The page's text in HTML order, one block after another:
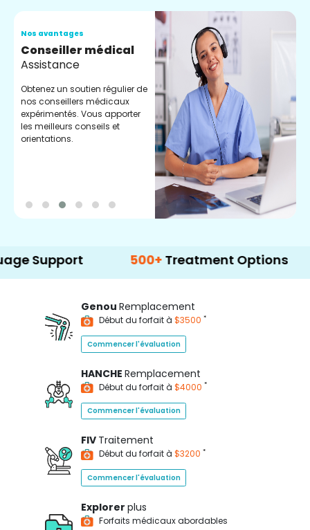
Nos avantages
Conseiller médical
Assistance
Obtenez un soutien régulier de
nos conseillers médicaux
expérimentés. Vous apporter
les meilleurs conseils et
orientations.
Treatment Options
Genou Remplacement
Début du forfait à $3500 *
Commencer l'évaluation
HANCHE Remplacement
Début du forfait à $4000 *
Commencer l'évaluation
FIV Traitement
Début du forfait à $3200 *
Commencer l'évaluation
Explorer plus
Forfaits médicaux abordables